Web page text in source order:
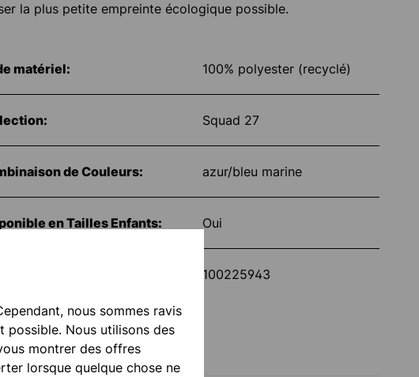
la plus petite empreinte écologique possible.
matériel: 100% polyester (recyclé)
Squad 27
de Couleurs: azur/bleu marine
en Tailles Enfants: Oui
100225943
nous sommes ravis
possible. Nous utilisons des
montrer des offres
lorsque quelque chose ne